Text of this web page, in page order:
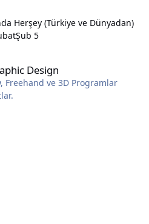
Herşey (Türkiye ve Dünyadan)
Şub 5
Design
Freehand ve 3D Programlar